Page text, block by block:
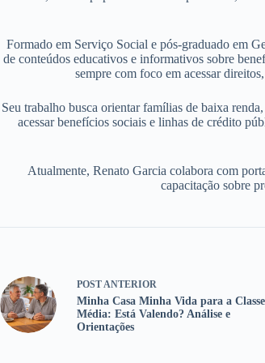
Formado em Serviço Social e pós-graduado em
de conteúdos educativos e informativos sobre
sempre com foco em acessar
Seu trabalho busca orientar famílias de baixa
acessar benefícios sociais e linhas de crédito
Atualmente, Renato Garcia colabora com
capacitação sobre
POST ANTERIOR
Minha Casa Minha Vida para a Classe
Média: Está Valendo? Análise e
Orientações